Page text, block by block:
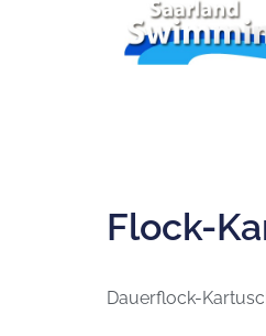
Flock-
Dauerflock-